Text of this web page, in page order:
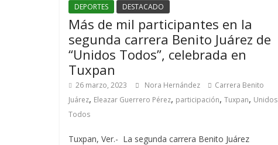
DEPORTES DESTACADO
Más de mil participantes en la
segunda carrera Benito Juárez de
“Unidos Todos”, celebrada en
Tuxpan
26 marzo, 2023 Nora Hernández
Carrera Benito
Juárez, Eleazar Guerrero Pérez, participación, Tuxpan, Unidos
Todos
Tuxpan, Ver.- La segunda carrera Benito Juárez